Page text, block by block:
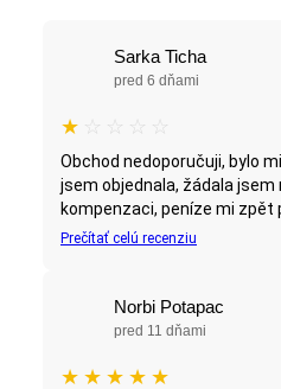
Sarka Ticha
pred 6 dňami
★ ☆ ☆ ☆ ☆
Obchod nedoporučuji, bylo
jsem objednala, žádala jsem
kompenzaci, peníze mi zpět
Prečítať celú recenziu
Norbi Potapac
pred 11 dňami
★ ★ ★ ★ ★